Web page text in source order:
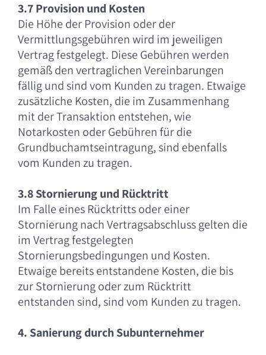
3.7 Provision und Kosten
Die Höhe der Provision oder der
Vermittlungsgebühren wird im jeweiligen
Vertrag festgelegt. Diese Gebühren werden
gemäß den vertraglichen Vereinbarungen
fällig und sind vom Kunden zu tragen. Etwaige
zusätzliche Kosten, die im Zusammenhang
mit der Transaktion entstehen, wie
Notarkosten oder Gebühren für die
Grundbuchamtseintragung, sind ebenfalls
vom Kunden zu tragen.
3.8 Stornierung und Rücktritt
Im Falle eines Rücktritts oder einer
Stornierung nach Vertragsabschluss gelten die
im Vertrag festgelegten
Stornierungsbedingungen und Kosten.
Etwaige bereits entstandene Kosten, die bis
zur Stornierung oder zum Rücktritt
entstanden sind, sind vom Kunden zu tragen.
4. Sanierung durch Subunternehmer